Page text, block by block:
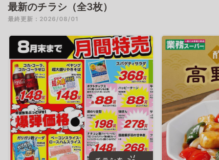
最新のチラシ（全3枚）
最終更新：2026/08/01